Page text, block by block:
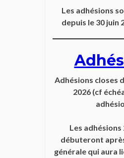
Les adhésions
depuis le 30 juin
Adhésions closes
2026 (cf
Les adhésions
débuteront
générale qui aura